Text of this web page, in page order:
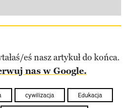
eś nasz artykuł do końca.
nas w Google.
cywilizacja Edukacja